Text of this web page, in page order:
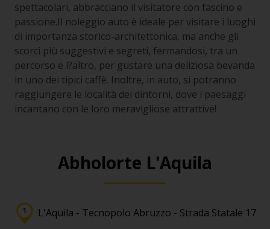
spettacolari, abbracciano il visitatore con fascino e
passione.Il noleggio auto è ideale per visitare i luoghi
di importanza storico-architettonica, ma anche gli
scorci più suggestivi e segreti, fermandosi, tra un
percorso e l?altro, per gustare una deliziosa bevanda
in uno dei tipici caffè. Inoltre, in auto, si potranno
raggiungere le località dei dintorni, dove i paesaggi
incantano con le loro meravigliose attrattive!
Abholorte L'Aquila
L'Aquila - Tecnopolo Abruzzo - Strada Statale 17